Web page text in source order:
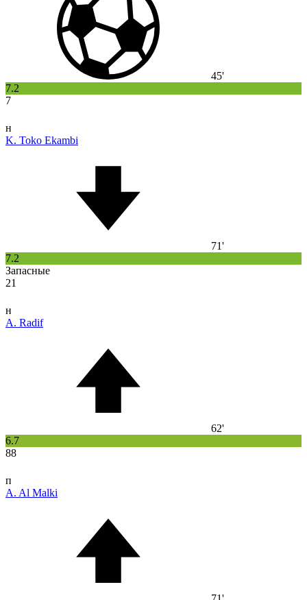
45'
7.2
7
н
K. Toko Ekambi
71'
7.2
Запасные
21
н
A. Radif
62'
6.7
88
п
A. Al Malki